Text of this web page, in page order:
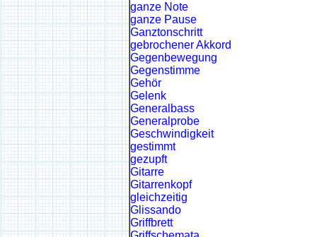
ganze Note
ganze Pause
Ganztonschritt
gebrochener Akkord
Gegenbewegung
Gegenstimme
Gehör
Gelenk
Generalbass
Generalprobe
Geschwindigkeit
gestimmt
gezupft
Gitarre
Gitarrenkopf
gleichzeitig
Glissando
Griffbrett